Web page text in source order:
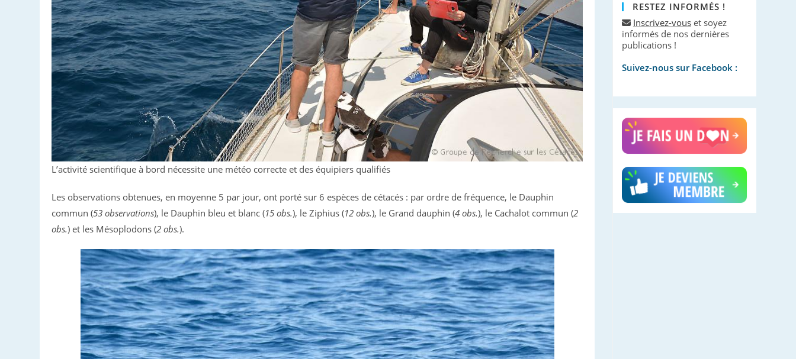
L’activité scientifique à bord nécessite une météo correcte et des équipiers qualifiés
Les observations obtenues, en moyenne 5 par jour, ont porté sur 6 espèces de cétacés : par ordre de fréquence, le Dauphin
commun (53 observations), le Dauphin bleu et blanc (15 obs.), le Ziphius (12 obs.), le Grand dauphin (4 obs.), le Cachalot commun (2
obs.) et les Mésoplodons (2 obs.).
RESTEZ INFORMÉS !
Inscrivez-vouset soyez
informés de nos dernières
publications !
Suivez-nous sur Facebook :